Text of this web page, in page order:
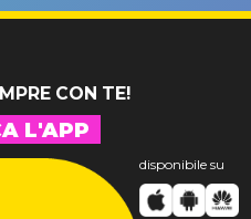
CON TE!
L'APP
disponibile su